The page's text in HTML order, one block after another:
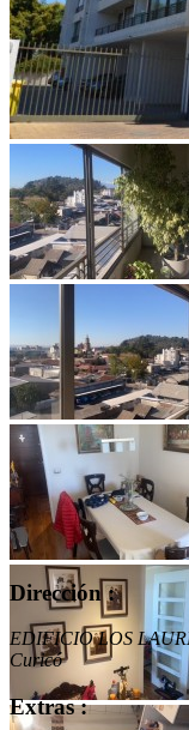
Dirección :
EDIFICIO LOS
Curicó
Extras :